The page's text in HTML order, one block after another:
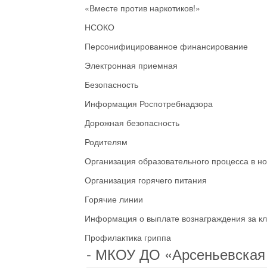
«Вместе против наркотиков!»
НСОКО
Персонифицированное финансирование
Электронная приемная
Безопасность
Информация Роспотребнадзора
Дорожная безопасность
Родителям
Организация образовательного процесса в
Организация горячего питания
Горячие линии
Информация о выплате вознаграждения за
Профилактика гриппа
- МКОУ ДО